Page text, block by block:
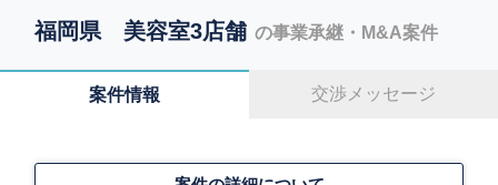
福岡県 美容室3店舗 の事業承継・M&A案件
案件情報 交渉メッセージ